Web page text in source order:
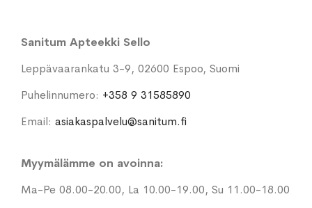
Sanitum Apteekki Sello
Leppävaarankatu 3-9, 02600 Espoo, Suomi
Puhelinnumero: +358 9 31585890
Email: asiakaspalvelu@sanitum.fi
Myymälämme on avoinna:
Ma-Pe 08.00-20.00, La 10.00-19.00, Su 11.00-18.00